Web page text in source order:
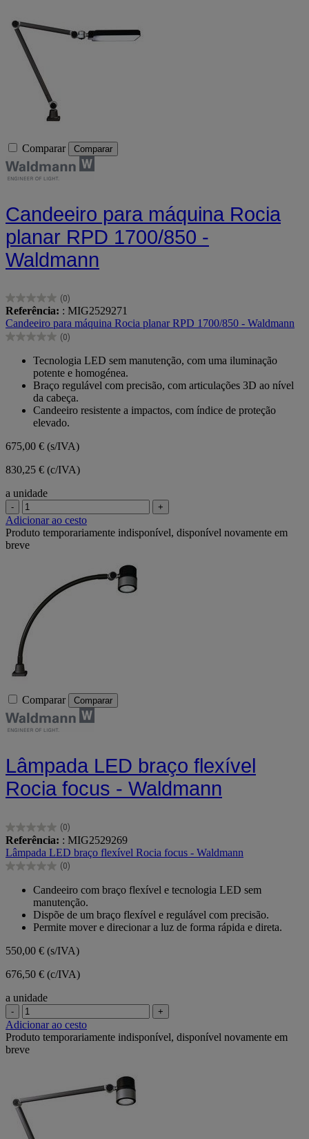
Comparar Comparar
Candeeiro para máquina Rocia
planar RPD 1700/850 -
Waldmann
(0)
0.0
em
5
estrelas.
Referência: : MIG2529271
Candeeiro para máquina Rocia planar RPD 1700/850 - Waldmann
(0)
0.0
estrelas.
Tecnologia LED sem manutenção, com uma iluminação
potente e homogénea.
Braço regulável com precisão, com articulações 3D ao nível
da cabeça.
Candeeiro resistente a impactos, com índice de proteção
elevado.
675,00 € (s/IVA)
830,25 € (c/IVA)
a unidade
- +
Adicionar ao cesto
Produto temporariamente indisponível, disponível novamente em
breve
Comparar Comparar
Lâmpada LED braço flexível
Rocia focus - Waldmann
(0)
0.0
em
5
estrelas.
Referência: : MIG2529269
Lâmpada LED braço flexível Rocia focus - Waldmann
(0)
0.0
estrelas.
Candeeiro com braço flexível e tecnologia LED sem
manutenção.
Dispõe de um braço flexível e regulável com precisão.
Permite mover e direcionar a luz de forma rápida e direta.
550,00 € (s/IVA)
676,50 € (c/IVA)
a unidade
- +
Adicionar ao cesto
Produto temporariamente indisponível, disponível novamente em
breve